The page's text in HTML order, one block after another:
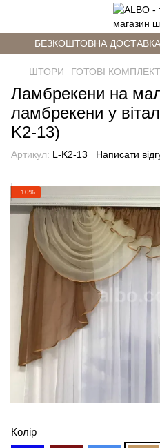
БЕЗКОШТОВНА ДОСТАВКА
ШТОРИ ГОТОВІ
Ламбрекени на
ламбрекени у
K2-13)
Артикул: L-K2-13 Написати
−10%
Колір